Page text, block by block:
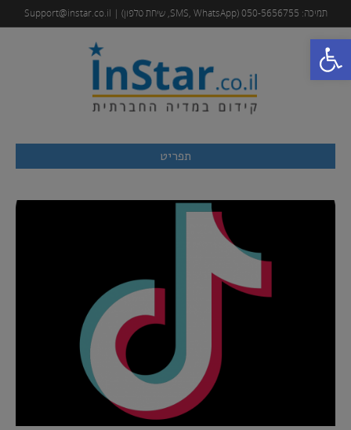
פתח סרגל נגישות
תמיכה: 050-5656755 (SMS, WhatsApp, שיחת טלפון) | Support@instar.co.il
תפריט